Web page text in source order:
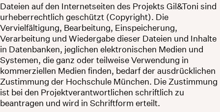
Dateien auf den Internetseiten des Projekts Gil&Toni sind
urheberrechtlich geschützt (Copyright). Die
Vervielfältigung, Bearbeitung, Einspeicherung,
Verarbeitung und Wiedergabe dieser Dateien und Inhalte
in Datenbanken, jeglichen elektronischen Medien und
Systemen, die ganz oder teilweise Verwendung in
kommerziellen Medien finden, bedarf der ausdrücklichen
Zustimmung der Hochschule München. Die Zustimmung
ist bei den Projektverantwortlichen schriftlich zu
beantragen und wird in Schriftform erteilt.